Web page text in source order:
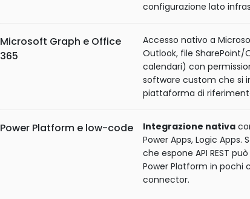
configurazione lato
Microsoft Graph e Office
365
Accesso nativo a
Outlook, file SharePoint/
calendari) con
software custom che si
piattaforma di
Power Platform e low-code Integrazione nativa
Power Apps, Logic
che espone API REST
Power Platform in pochi
connector.